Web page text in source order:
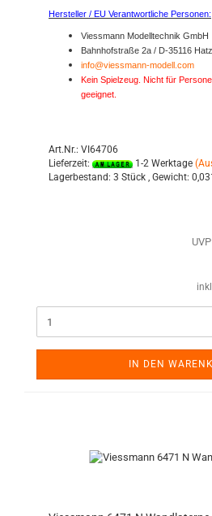
Hersteller / EU Verantwortliche Personen:
Viessmann Modelltechnik GmbH
Bahnhofstraße 2a / D-35116
info@viessmann-modell.com
Kein Spielzeug. Nicht für
geeignet.
Art.Nr.: VI64706
Lieferzeit:
1-2 Werktage
Lagerbestand: 3 Stück , Gewicht:
IN DEN